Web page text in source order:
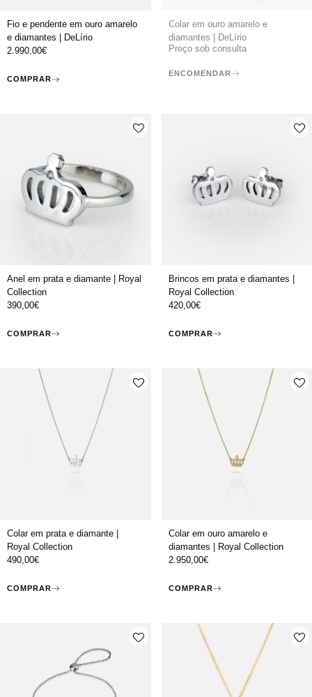
Fio e pendente em ouro amarelo
e diamantes | DeLírio
2.990,00€
COMPRAR
Colar em ouro amarelo e
diamantes | DeLírio
Preço sob consulta
ENCOMENDAR
Anel em prata e diamante | Royal
Collection
390,00€
COMPRAR
Brincos em prata e diamantes |
Royal Collection
420,00€
COMPRAR
Colar em prata e diamante |
Royal Collection
490,00€
COMPRAR
Colar em ouro amarelo e
diamantes | Royal Collection
2.950,00€
COMPRAR